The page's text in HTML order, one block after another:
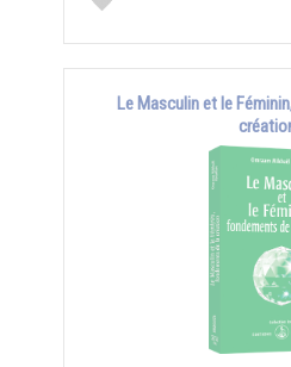
Le Masculin et le